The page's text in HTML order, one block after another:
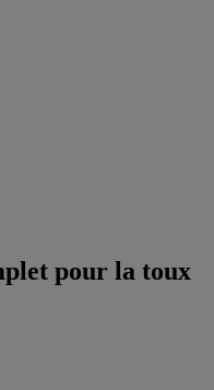
pour la toux